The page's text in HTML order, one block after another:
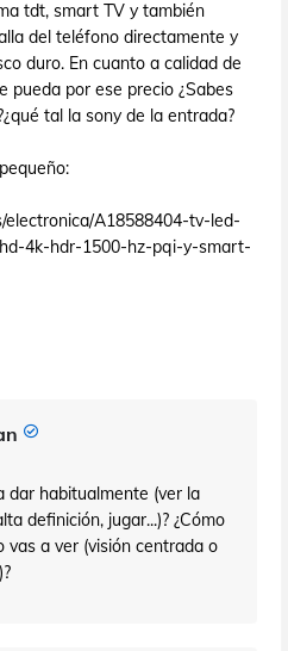
tdt, smart TV y también
del teléfono directamente y
duro. En cuanto a calidad de
pueda por ese precio ¿Sabes
tal la sony de la entrada?
A18588404-tv-led-
4k-hdr-1500-hz-pqi-y-smart-
dar habitualmente (ver la
definición, jugar...)? ¿Cómo
vas a ver (visión centrada o